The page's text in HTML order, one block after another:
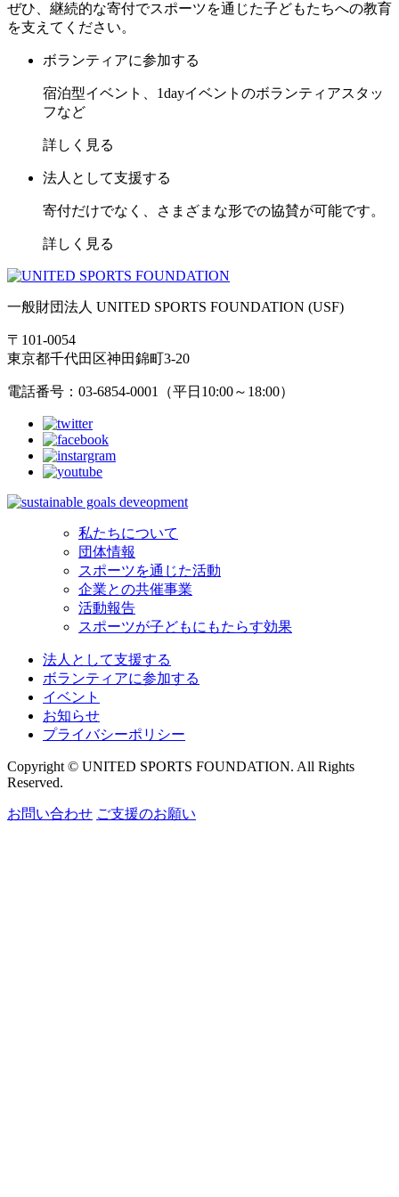
ぜひ、継続的な寄付でスポーツを通じた子どもたちへの教育
を支えてください。
ボランティアに参加する
宿泊型イベント、1dayイベントのボランティアスタッ
フなど
詳しく見る
法人として支援する
寄付だけでなく、さまざまな形での協賛が可能です。
詳しく見る
一般財団法人 UNITED SPORTS FOUNDATION (USF)
〒101-0054
東京都千代田区神田錦町3-20
電話番号：03-6854-0001（平日10:00～18:00）
私たちについて
団体情報
スポーツを通じた活動
企業との共催事業
活動報告
スポーツが子どもにもたらす効果
法人として支援する
ボランティアに参加する
イベント
お知らせ
プライバシーポリシー
Copyright © UNITED SPORTS FOUNDATION. All Rights
Reserved.
お問い合わせ ご支援のお願い